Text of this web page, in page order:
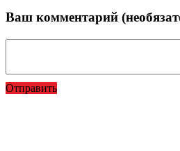
Ваш комментарий
Отправить